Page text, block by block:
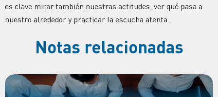
es clave mirar también nuestras actitudes, ver qué pasa a
nuestro alrededor y practicar la escucha atenta.
Notas relacionadas